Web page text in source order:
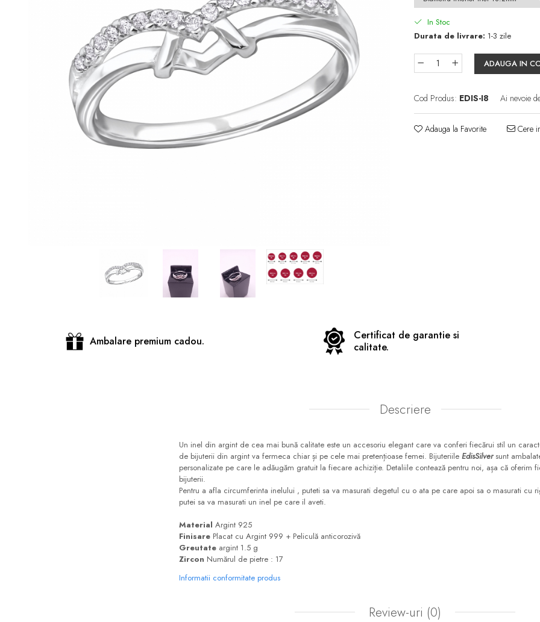
In Stoc
Durata de livrare: 1-3 zile
ADAUGA IN
Cod Produs: EDIS-I8 Ai nevoie
Adauga la Favorite Cere
Ambalare premium cadou.
Certificat de garantie si
calitate.
Descriere
Un inel din argint de cea mai bună calitate este un accesoriu elegant care va conferi fiecărui stil un
de bijuterii din argint va fermeca chiar și pe cele mai pretențioase femei. Bijuteriile EdisSilversunt
personalizate pe care le adăugăm gratuit la fiecare achiziție. Detaliile contează pentru noi, așa că oferim
bijuterii.
Pentru a afla circumferinta inelului , puteti sa va masurati degetul cu o ata pe care apoi sa o masurati cu
putei sa va masurati un inel pe care il aveti.
Material Argint 925
Finisare Placat cu Argint 999 + Peliculă anticorozivă
Greutate argint 1.5 g
Zircon Numărul de pietre : 17
Informatii conformitate produs
Review-uri (0)